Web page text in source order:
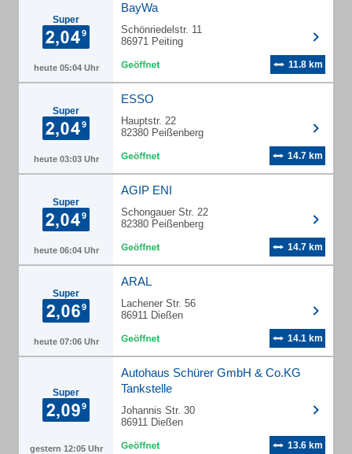
Super
heute 05:04 Uhr
BayWa
Schönriedelstr. 11
86971 Peiting
11.8 km
Super
heute 03:03 Uhr
ESSO
Hauptstr. 22
82380 Peißenberg
14.7 km
Super
heute 06:04 Uhr
AGIP ENI
Schongauer Str. 22
82380 Peißenberg
14.7 km
Super
heute 07:06 Uhr
ARAL
Lachener Str. 56
86911 Dießen
14.1 km
Super
gestern 12:05 Uhr
Autohaus Schürer GmbH & Co.KG
Tankstelle
Johannis Str. 30
86911 Dießen
13.6 km